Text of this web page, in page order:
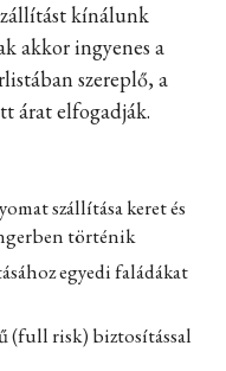
kínálunk
akkor ingyenes a
szereplő, a
árat elfogadják.
szállítása keret és
történik
egyedi faládákat
(full risk) biztosítással